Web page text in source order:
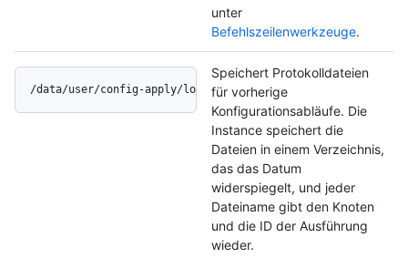
unter
Befehlszeilenwerkzeuge.
/data/user/config-apply/logs/YYYYMMDD/*
Speichert Protokolldateien
für vorherige
Konfigurationsabläufe. Die
Instance speichert die
Dateien in einem Verzeichnis,
das das Datum
widerspiegelt, und jeder
Dateiname gibt den Knoten
und die ID der Ausführung
wieder.